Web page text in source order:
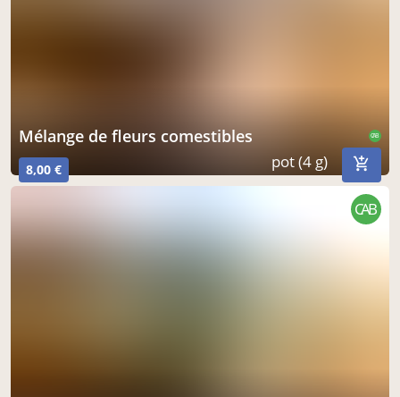
mélange de fleurs comestibles CAB
8,00 € pot (4 g)
CAB